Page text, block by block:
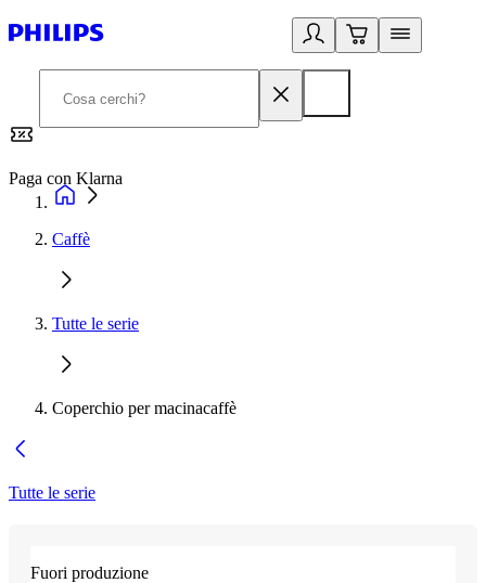
Paga con Klarna
Caffè
Tutte le serie
Coperchio per macinacaffè
Tutte le serie
Fuori produzione